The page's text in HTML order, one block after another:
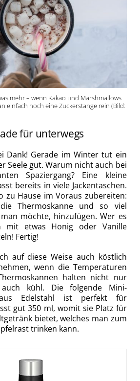
mehr – wenn Kakao und Marshmallows
einfach noch eine Zuckerstange rein (Bild:
für unterwegs
Dank! Gerade im Winter tut ein
Seele gut. Warum nicht auch bei
Spaziergang? Eine kleine
bereits in viele Jackentaschen.
zu Hause im Voraus zubereiten:
Thermoskanne und so viel
möchte, hinzufügen. Wer es
mit etwas Honig oder Vanille
Fertig!
auf diese Weise auch köstlich
wenn die Temperaturen
halten nicht nur
kühl. Die folgende Mini-
aus Edelstahl ist perfekt für
gut 350 ml, womit sie Platz für
bietet, welches man zum
trinken kann.